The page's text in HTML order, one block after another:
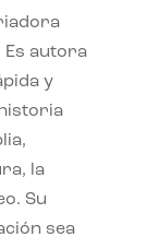
autora
y
la
Su
sea